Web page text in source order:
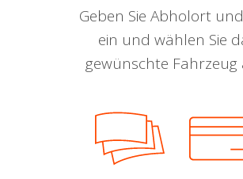
Geben Sie Abholort
ein und wählen Sie
gewünschte Fahrzeug